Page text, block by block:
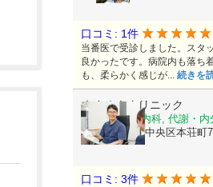
口コミ: 1件
当番医で受診しました。スタ
良かったです。病院内も落ち
も、柔らかく感じが... 続きを
きさぬきクリニック
糖尿病内科, 内科, 代謝・内
熊本県熊本市中央区本荘町
口コミ: 3件